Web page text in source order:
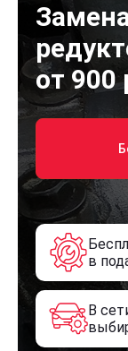
от 900
в
В